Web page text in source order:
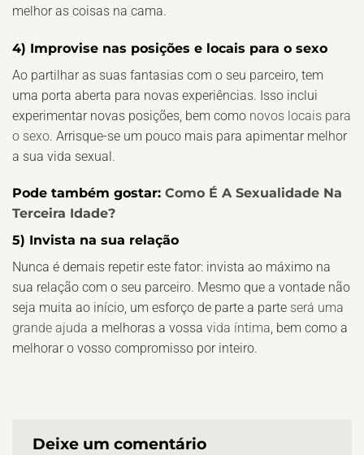
melhor as coisas na cama.
4) Improvise nas posições e locais para o sexo
Ao partilhar as suas fantasias com o seu parceiro, tem
uma porta aberta para novas experiências. Isso inclui
experimentar novas posições, bem como novos locais para
o sexo. Arrisque-se um pouco mais para apimentar melhor
a sua vida sexual.
Pode também gostar: Como É A Sexualidade Na
Terceira Idade?
5) Invista na sua relação
Nunca é demais repetir este fator: invista ao máximo na
sua relação com o seu parceiro. Mesmo que a vontade não
seja muita ao início, um esforço de parte a parte será uma
grande ajuda a melhoras a vossa vida íntima, bem como a
melhorar o vosso compromisso por inteiro.
Deixe um comentário